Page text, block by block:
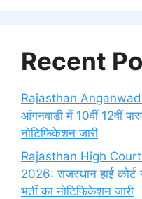
Recent
Rajasthan
आंगनवाड़ी में 10वीं 12वीं
नोटिफिकेशन जारी
Rajasthan High
2026: राजस्थान हाई कोर्ट
भर्ती का नोटिफिकेशन जारी